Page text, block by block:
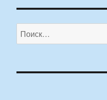
Искать: